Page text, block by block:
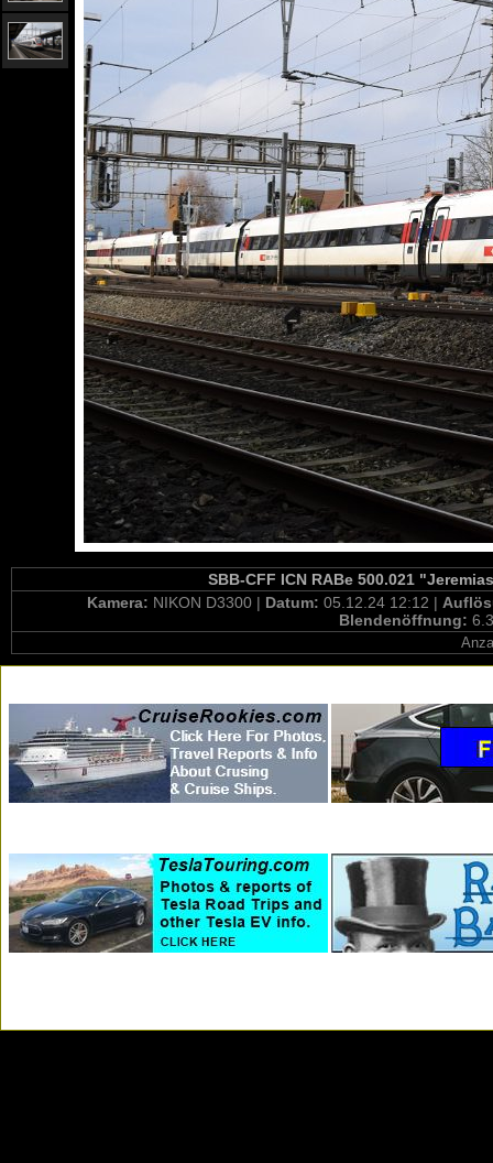
SBB-CFF ICN RABe 500.021
Kamera: NIKON D3300 | Datum: 05.12.24 12:12 |
Blendenöffnung: